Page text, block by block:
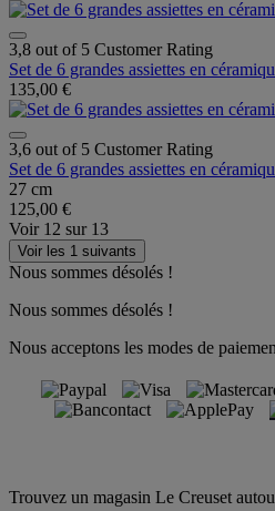
3,8 out of 5 Customer Rating
Set de 6 grandes assiettes en
135,00 €
3,6 out of 5 Customer Rating
Set de 6 grandes assiettes en
27 cm
125,00 €
Voir 12 sur 13
Voir les 1 suivants
Nous sommes désolés !
Nous sommes désolés !
Nous acceptons les modes de
Trouvez un magasin Le Creuset